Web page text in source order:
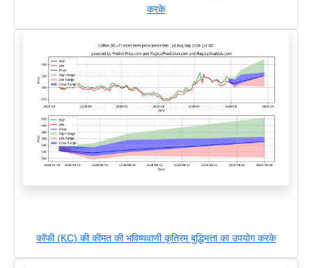
करके
कॉफी (KC) की कीमत की भविष्यवाणी कृत्रिम बुद्धिमत्ता का उपयोग करके